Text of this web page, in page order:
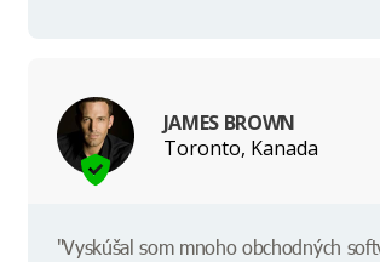
JAMES BROWN
Toronto, Kanada
"Vyskúšal som mnoho obchodných